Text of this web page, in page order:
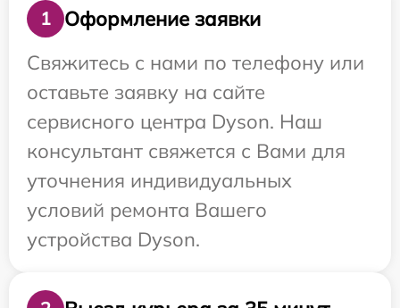
1
Оформление заявки
Свяжитесь с нами по телефону или
оставьте заявку на сайте
сервисного центра Dyson. Наш
консультант свяжется с Вами для
уточнения индивидуальных
условий ремонта Вашего
устройства Dyson.